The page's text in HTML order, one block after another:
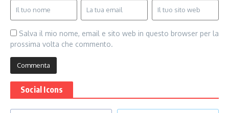
Salva il mio nome, email e sito web in questo browser per la
prossima volta che commento.
Social Icons